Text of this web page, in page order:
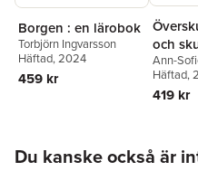
Borgen : en lärobok
Torbjörn Ingvarsson
Häftad, 2024
459 kr
och
iAnn-
Torbjörn
Häftad,
419 kr
Du kanske också är